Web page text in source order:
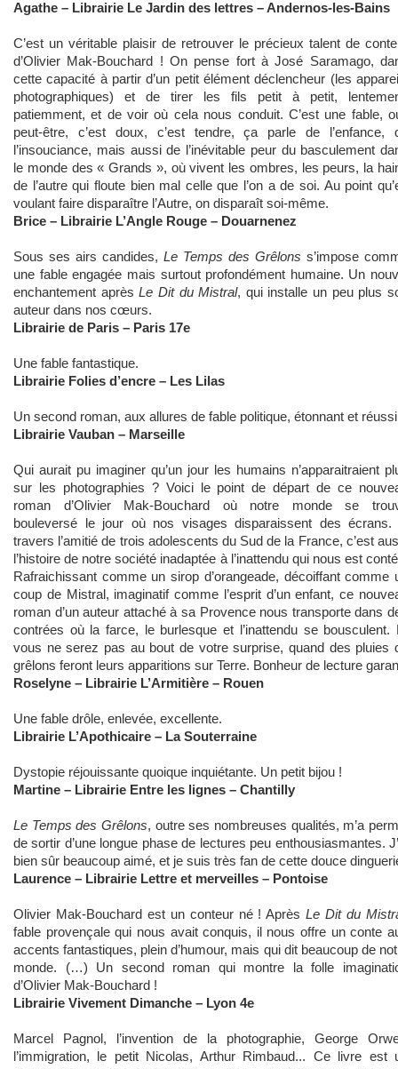
Agathe – Librairie Le Jardin des lettres – Andernos-les-Bains
C’est un véritable plaisir de retrouver le précieux talent de
d’Olivier Mak-Bouchard ! On pense fort à José Saramago,
cette capacité à partir d’un petit élément déclencheur (les
photographiques) et de tirer les fils petit à petit,
patiemment, et de voir où cela nous conduit. C’est une fable,
peut-être, c’est doux, c’est tendre, ça parle de l’enfance,
l’insouciance, mais aussi de l’inévitable peur du basculement
le monde des « Grands », où vivent les ombres, les peurs, la
de l’autre qui floute bien mal celle que l’on a de soi. Au point
voulant faire disparaître l’Autre, on disparaît soi-même.
Brice – Librairie L’Angle Rouge – Douarnenez
Sous ses airs candides, Le Temps des Grêlons s’impose
une fable engagée mais surtout profondément humaine. Un
enchantement aprèsLe Dit du Mistral, qui installe un peu plus
auteur dans nos cœurs.
Librairie de Paris – Paris 17e
Une fable fantastique.
Librairie Folies d’encre – Les Lilas
Un second roman, aux allures de fable politique, étonnant et
Librairie Vauban – Marseille
Qui aurait pu imaginer qu’un jour les humains n’apparaitraient
sur les photographies ? Voici le point de départ de ce
roman d’Olivier Mak-Bouchard où notre monde se
bouleversé le jour où nos visages disparaissent des écrans.
travers l’amitié de trois adolescents du Sud de la France, c’est
l’histoire de notre société inadaptée à l’inattendu qui nous est
Rafraichissant comme un sirop d’orangeade, décoiffant comme
coup de Mistral, imaginatif comme l’esprit d’un enfant, ce
roman d’un auteur attaché à sa Provence nous transporte dans
contrées où la farce, le burlesque et l’inattendu se bousculent.
vous ne serez pas au bout de votre surprise, quand des pluies
grêlons feront leurs apparitions sur Terre. Bonheur de lecture
Roselyne – Librairie L’Armitière – Rouen
Une fable drôle, enlevée, excellente.
Librairie L’Apothicaire – La Souterraine
Dystopie réjouissante quoique inquiétante. Un petit bijou !
Martine – Librairie Entre les lignes – Chantilly
Le Temps des Grêlons, outre ses nombreuses qualités, m’a
de sortir d’une longue phase de lectures peu enthousiasmantes.
bien sûr beaucoup aimé, et je suis très fan de cette douce
Laurence – Librairie Lettre et merveilles – Pontoise
Olivier Mak-Bouchard est un conteur né ! AprèsLe Dit du
fable provençale qui nous avait conquis, il nous offre un conte
accents fantastiques, plein d’humour, mais qui dit beaucoup de
monde. (…) Un second roman qui montre la folle
d’Olivier Mak-Bouchard !
Librairie Vivement Dimanche – Lyon 4e
Marcel Pagnol, l’invention de la photographie, George
l’immigration, le petit Nicolas, Arthur Rimbaud... Ce livre est